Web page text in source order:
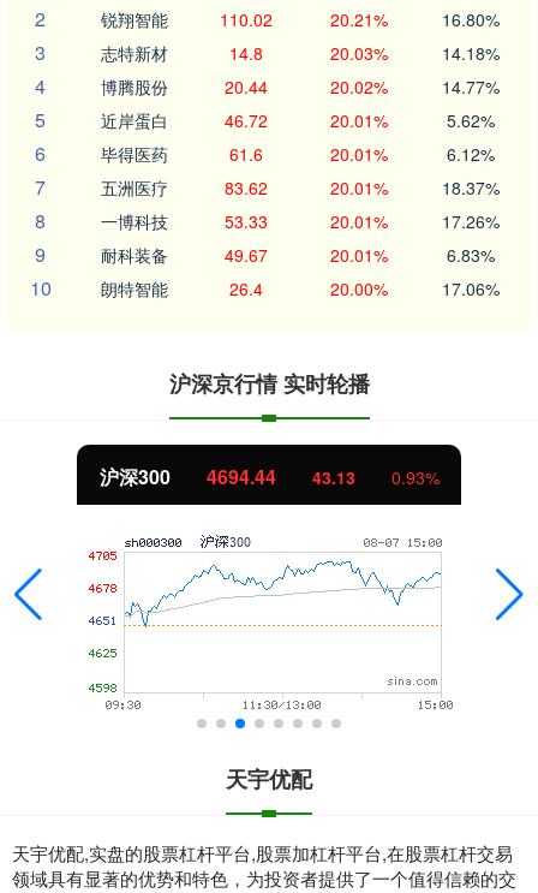
2 锐翔智能 110.02 20.21% 16.80%
3 志特新材 14.8 20.03% 14.18%
4 博腾股份 20.44 20.02% 14.77%
5 近岸蛋白 46.72 20.01% 5.62%
6 毕得医药 61.6 20.01% 6.12%
7 五洲医疗 83.62 20.01% 18.37%
8 一博科技 53.33 20.01% 17.26%
9 耐科装备 49.67 20.01% 6.83%
10 朗特智能 26.4 20.00% 17.06%
沪深京行情 实时轮播
沪深300 4694.44 43.13 0.93%
天宇优配
天宇优配,实盘的股票杠杆平台,股票加杠杆平台,在股票杠杆交易
领域具有显著的优势和特色，为投资者提供了一个值得信赖的交